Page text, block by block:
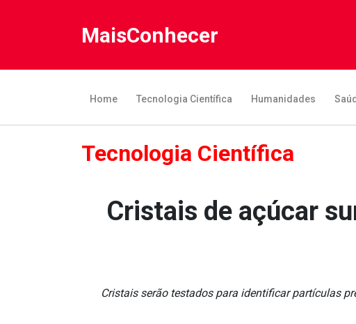
MaisConhecer
Home Tecnologia Científica Humanidades
Tecnologia Científica
Cristais de açúcar
Cristais serão testados para identificar partículas